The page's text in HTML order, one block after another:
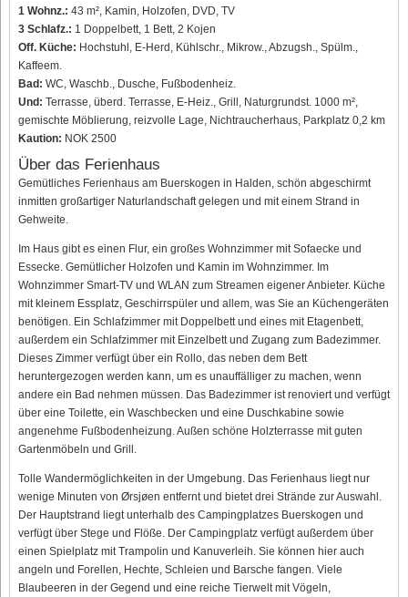
1 Wohnz.: 43 m², Kamin, Holzofen, DVD, TV
3 Schlafz.: 1 Doppelbett, 1 Bett, 2 Kojen
Off. Küche: Hochstuhl, E-Herd, Kühlschr., Mikrow., Abzugsh., Spülm.,
Kaffeem.
Bad: WC, Waschb., Dusche, Fußbodenheiz.
Und: Terrasse, überd. Terrasse, E-Heiz., Grill, Naturgrundst. 1000 m²,
gemischte Möblierung, reizvolle Lage, Nichtraucherhaus, Parkplatz 0,2 km
Kaution: NOK 2500
Über das Ferienhaus
Gemütliches Ferienhaus am Buerskogen in Halden, schön abgeschirmt
inmitten großartiger Naturlandschaft gelegen und mit einem Strand in
Gehweite.
Im Haus gibt es einen Flur, ein großes Wohnzimmer mit Sofaecke und
Essecke. Gemütlicher Holzofen und Kamin im Wohnzimmer. Im
Wohnzimmer Smart-TV und WLAN zum Streamen eigener Anbieter. Küche
mit kleinem Essplatz, Geschirrspüler und allem, was Sie an Küchengeräten
benötigen. Ein Schlafzimmer mit Doppelbett und eines mit Etagenbett,
außerdem ein Schlafzimmer mit Einzelbett und Zugang zum Badezimmer.
Dieses Zimmer verfügt über ein Rollo, das neben dem Bett
heruntergezogen werden kann, um es unauffälliger zu machen, wenn
andere ein Bad nehmen müssen. Das Badezimmer ist renoviert und verfügt
über eine Toilette, ein Waschbecken und eine Duschkabine sowie
angenehme Fußbodenheizung. Außen schöne Holzterrasse mit guten
Gartenmöbeln und Grill.
Tolle Wandermöglichkeiten in der Umgebung. Das Ferienhaus liegt nur
wenige Minuten von Ørsjøen entfernt und bietet drei Strände zur Auswahl.
Der Hauptstrand liegt unterhalb des Campingplatzes Buerskogen und
verfügt über Stege und Flöße. Der Campingplatz verfügt außerdem über
einen Spielplatz mit Trampolin und Kanuverleih. Sie können hier auch
angeln und Forellen, Hechte, Schleien und Barsche fangen. Viele
Blaubeeren in der Gegend und eine reiche Tierwelt mit Vögeln,